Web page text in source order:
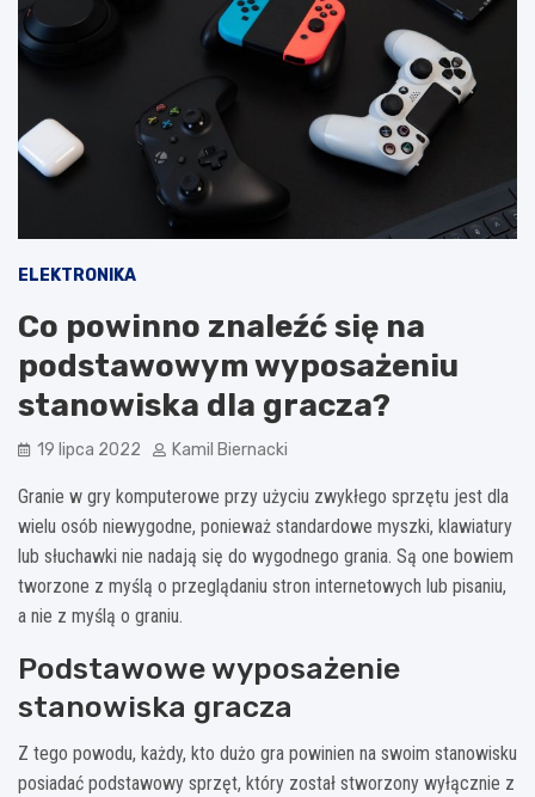
ELEKTRONIKA
Co powinno znaleźć się na
podstawowym wyposażeniu
stanowiska dla gracza?
19 lipca 2022 Kamil Biernacki
Granie w gry komputerowe przy użyciu zwykłego sprzętu jest dla
wielu osób niewygodne, ponieważ standardowe myszki, klawiatury
lub słuchawki nie nadają się do wygodnego grania. Są one bowiem
tworzone z myślą o przeglądaniu stron internetowych lub pisaniu,
a nie z myślą o graniu.
Podstawowe wyposażenie
stanowiska gracza
Z tego powodu, każdy, kto dużo gra powinien na swoim stanowisku
posiadać podstawowy sprzęt, który został stworzony wyłącznie z